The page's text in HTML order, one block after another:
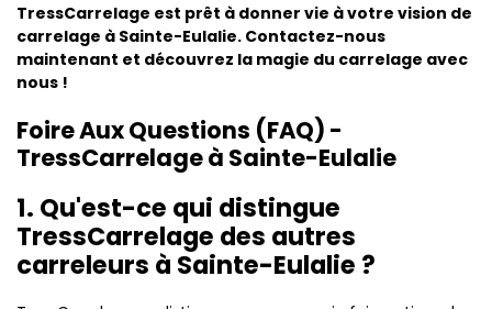
TressCarrelage est prêt à donner vie à votre vision de
carrelage à Sainte-Eulalie. Contactez-nous
maintenant et découvrez la magie du carrelage avec
nous !
Foire Aux Questions (FAQ) -
TressCarrelage à Sainte-Eulalie
1. Qu'est-ce qui distingue
TressCarrelage des autres
carreleurs à Sainte-Eulalie ?